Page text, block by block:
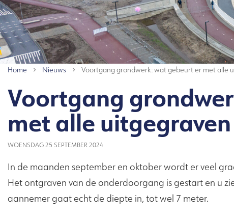
Home Nieuws Voortgang grondwerk: wat gebeurt er met alle
Voortgang
met alle
WOENSDAG 25 SEPTEMBER 2024
In de maanden september en oktober wordt er veel
Het ontgraven van de onderdoorgang is gestart en u
aannemer gaat echt de diepte in, tot wel 7 meter.